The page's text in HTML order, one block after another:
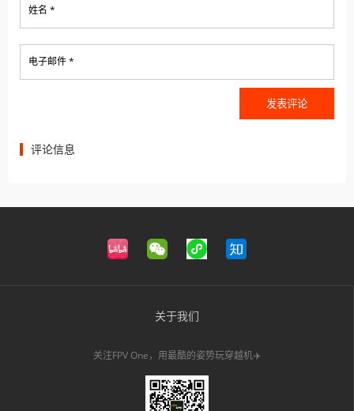
姓名 *
电子邮件 *
评论信息
关于我们
关注FPV One，用最酷的姿势玩穿越机✈️